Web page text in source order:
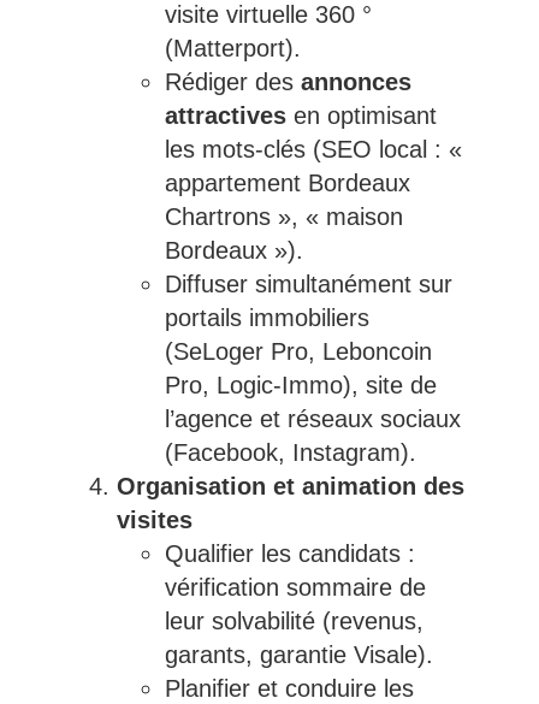
visite virtuelle 360 °
(Matterport).
Rédiger des annonces
attractivesen optimisant
les mots-clés (SEO local : «
appartement Bordeaux
Chartrons », « maison
Bordeaux »).
Diffuser simultanément sur
portails immobiliers
(SeLoger Pro, Leboncoin
Pro, Logic-Immo), site de
l’agence et réseaux sociaux
(Facebook, Instagram).
Organisation et animation des
visites
Qualifier les candidats :
vérification sommaire de
leur solvabilité (revenus,
garants, garantie Visale).
Planifier et conduire les